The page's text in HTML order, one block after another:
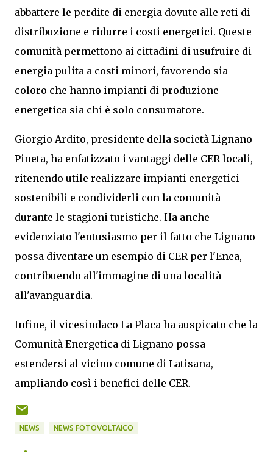
abbattere le perdite di energia dovute alle reti di
distribuzione e ridurre i costi energetici. Queste
comunità permettono ai cittadini di usufruire di
energia pulita a costi minori, favorendo sia
coloro che hanno impianti di produzione
energetica sia chi è solo consumatore.
Giorgio Ardito, presidente della società Lignano
Pineta, ha enfatizzato i vantaggi delle CER locali,
ritenendo utile realizzare impianti energetici
sostenibili e condividerli con la comunità
durante le stagioni turistiche. Ha anche
evidenziato l'entusiasmo per il fatto che Lignano
possa diventare un esempio di CER per l'Enea,
contribuendo all'immagine di una località
all'avanguardia.
Infine, il vicesindaco La Placa ha auspicato che la
Comunità Energetica di Lignano possa
estendersi al vicino comune di Latisana,
ampliando così i benefici delle CER.
NEWS NEWS FOTOVOLTAICO